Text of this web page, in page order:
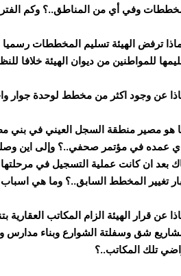
وفي أي من المناطق..؟ وكم الفترة
ترفض الهيئة تسليم المخططات
للمواطنين من ديوان الهيئة خلافا
عن وجود اكثر من مخطط لوحدة جوار
هو مصير منطقة السجل العيني في بني
عمده في مؤتمر صحفي..؟ وإلى اين
بعد ان كانت عملية التسجيل في مرحلتها
تغيير المخطط السابق..؟ وما هي
عن قرار الهيئة الزام المكاتب
شق وسفلتة الشوارع وبناء
تلك المكاتب..؟